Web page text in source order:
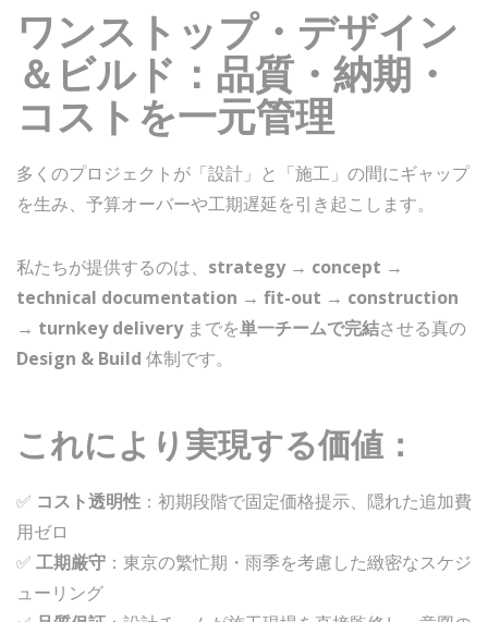
ワンストップ・デザイン
＆ビルド：品質・納期・
コストを一元管理
多くのプロジェクトが「設計」と「施工」の間にギャップ
を生み、予算オーバーや工期遅延を引き起こします。
私たちが提供するのは、 strategy → concept →
technical documentation → fit-out → construction
→ turnkey deliveryまでを単一チームで完結させる真の
Design & Build 体制です。
これにより実現する価値：
✅ コスト透明性 ：初期段階で固定価格提示、隠れた追加費
用ゼロ
✅ 工期厳守 ：東京の繁忙期・雨季を考慮した緻密なスケジ
ューリング